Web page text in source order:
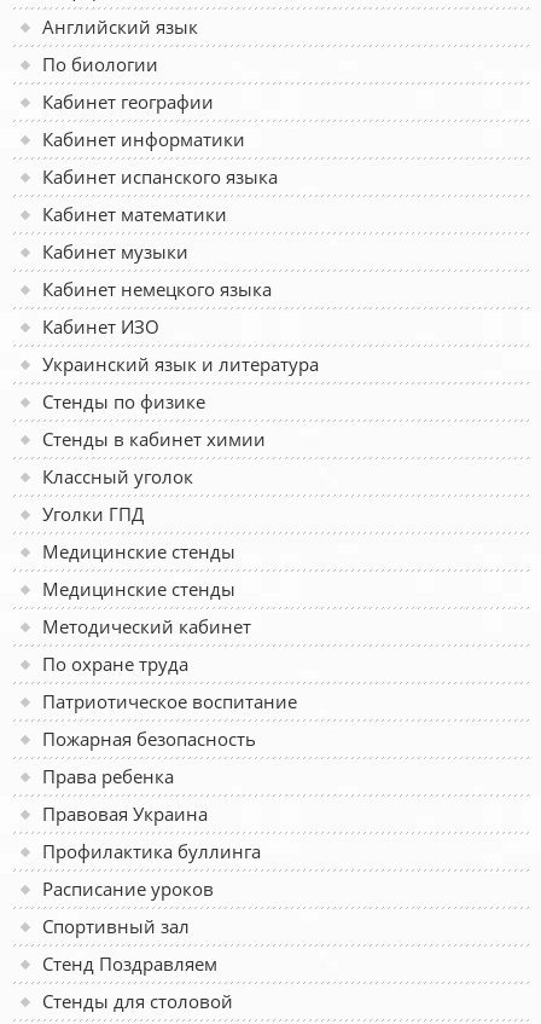
Английский язык
По биологии
Кабинет географии
Кабинет информатики
Кабинет испанского языка
Кабинет математики
Кабинет музыки
Кабинет немецкого языка
Кабинет ИЗО
Украинский язык и литература
Стенды по физике
Стенды в кабинет химии
Классный уголок
Уголки ГПД
Медицинские стенды
Медицинские стенды
Методический кабинет
По охране труда
Патриотическое воспитание
Пожарная безопасность
Права ребенка
Правовая Украина
Профилактика буллинга
Расписание уроков
Спортивный зал
Стенд Поздравляем
Стенды для столовой